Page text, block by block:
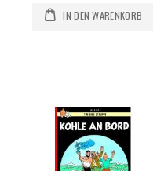
IN DEN WARENKORB